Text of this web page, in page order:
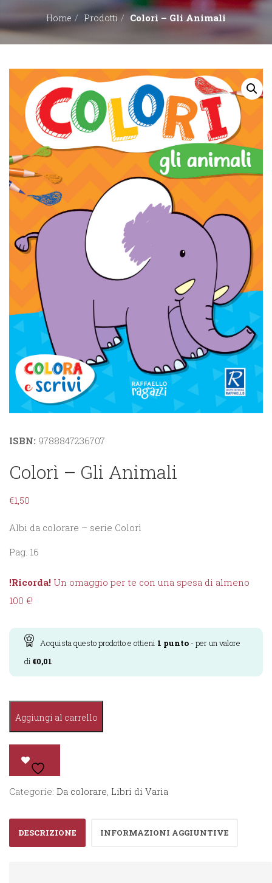
EDITORI
LIBRERIE
Home Prodotti Colorì – Gli Animali
ISBN: 9788847236707
Colorì – Gli Animali
€1,50
Albi da colorare – serie Colorì
Pag. 16
!Ricorda! Un omaggio per te con una spesa di almeno
100 €!
Acquista questo prodotto e ottieni 1 punto - per un valore
di €0,01
Gli
Animali
Aggiungi al carrello
Categorie: Da colorare Libri di Varia
DESCRIZIONE INFORMAZIONI AGGIUNTIVE